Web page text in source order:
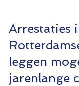
Arrestaties
leggen
jarenlange